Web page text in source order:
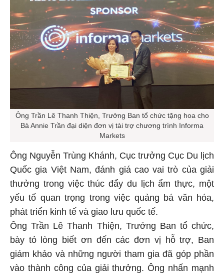
Ông Trần Lê Thanh Thiện, Trưởng Ban tổ chức tặng hoa cho
Bà Annie Trần đại diện đơn vị tài trợ chương trình Informa
Markets
Ông Nguyễn Trùng Khánh, Cục trưởng Cục Du lịch
Quốc gia Việt Nam, đánh giá cao vai trò của giải
thưởng trong việc thúc đẩy du lịch ẩm thực, một
yếu tố quan trọng trong việc quảng bá văn hóa,
phát triển kinh tế và giao lưu quốc tế.
Ông Trần Lê Thanh Thiện, Trưởng Ban tổ chức,
bày tỏ lòng biết ơn đến các đơn vị hỗ trợ, Ban
giám khảo và những người tham gia đã góp phần
vào thành công của giải thưởng. Ông nhấn mạnh